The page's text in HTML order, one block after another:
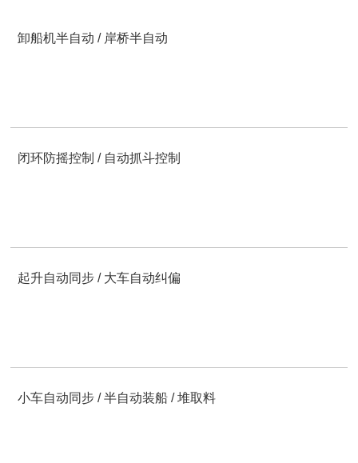
卸船机半自动 / 岸桥半自动
闭环防摇控制 / 自动抓斗控制
起升自动同步 / 大车自动纠偏
小车自动同步 / 半自动装船 / 堆取料